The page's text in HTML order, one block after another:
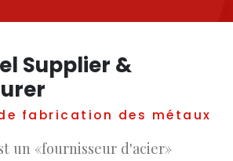
Supplier &
fabrication des métaux
un «fournisseur d'acier»